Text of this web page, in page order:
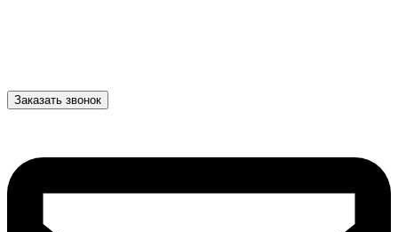
Заказать звонок